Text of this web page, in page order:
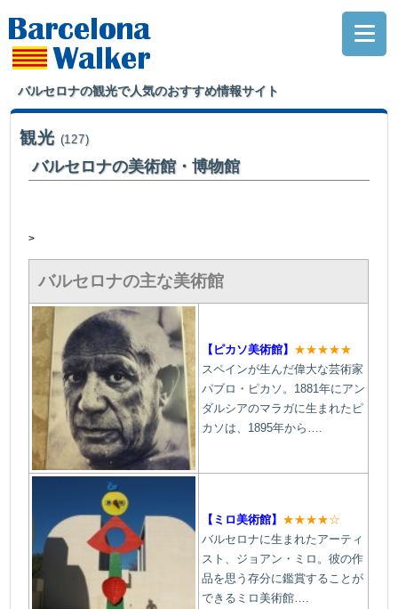
バルセロナの観光で人気のおすすめ情報サイト
観光 (127)
バルセロナの美術館・博物館
>
バルセロナの主な美術館
【ピカソ美術館】 ★★★★★
スペインが生んだ偉大な芸術家
パブロ・ピカソ。1881年にアン
ダルシアのマラガに生まれたピ
カソは、1895年から….
【ミロ美術館】 ★★★★☆
バルセロナに生まれたアーティ
スト、ジョアン・ミロ。彼の作
品を思う存分に鑑賞することが
できるミロ美術館….